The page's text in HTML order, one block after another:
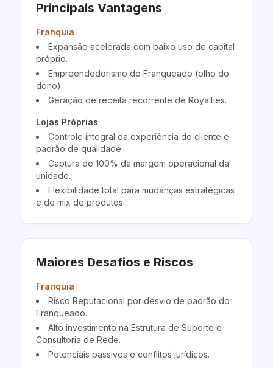
Principais Vantagens
Franquia
Expansão acelerada com baixo uso de capital
próprio.
Empreendedorismo do Franqueado (olho do
dono).
Geração de receita recorrente de Royalties.
Lojas Próprias
Controle integral da experiência do cliente e
padrão de qualidade.
Captura de 100% da margem operacional da
unidade.
Flexibilidade total para mudanças estratégicas
e de mix de produtos.
Maiores Desafios e Riscos
Franquia
Risco Reputacional por desvio de padrão do
Franqueado.
Alto investimento na Estrutura de Suporte e
Consultoria de Rede.
Potenciais passivos e conflitos jurídicos.